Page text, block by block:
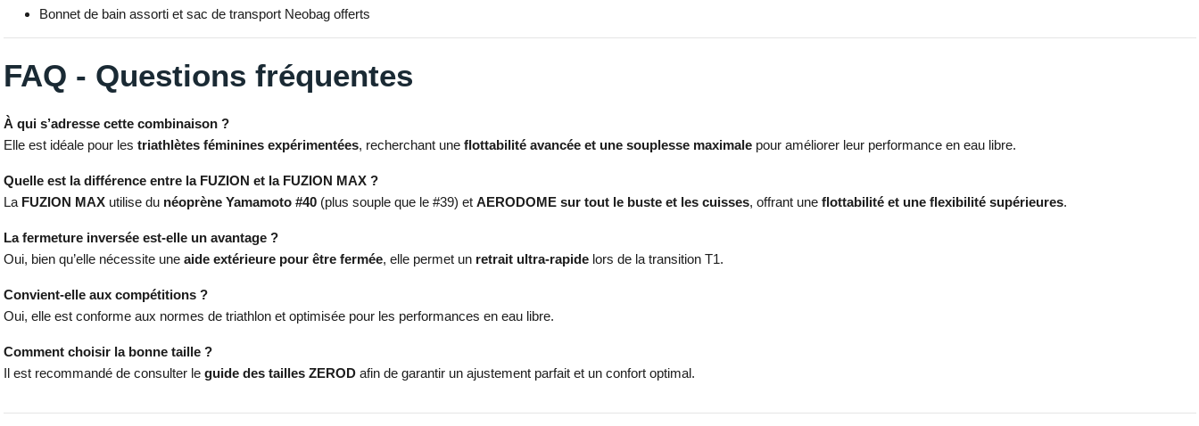
Bonnet de bain assorti et sac de transport Neobag offerts
FAQ - Questions fréquentes
À qui s’adresse cette combinaison ?
Elle est idéale pour les triathlètes féminines expérimentées, recherchant une flottabilité avancée et une souplesse maximalepour améliorer leur performance en eau libre.
Quelle est la différence entre la FUZION et la FUZION MAX ?
La FUZION MAXutilise du néoprène Yamamoto #40(plus souple que le #39) et AERODOME sur tout le buste et les cuisses, offrant une flottabilité et une flexibilité supérieures.
La fermeture inversée est-elle un avantage ?
Oui, bien qu’elle nécessite une aide extérieure pour être fermée, elle permet un retrait ultra-rapidelors de la transition T1.
Convient-elle aux compétitions ?
Oui, elle est conforme aux normes de triathlon et optimisée pour les performances en eau libre.
Comment choisir la bonne taille ?
Il est recommandé de consulter le guide des tailles ZERODafin de garantir un ajustement parfait et un confort optimal.